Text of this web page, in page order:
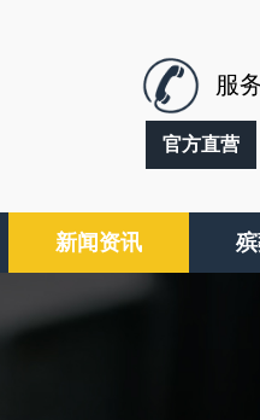
服
官方直营
新闻资讯